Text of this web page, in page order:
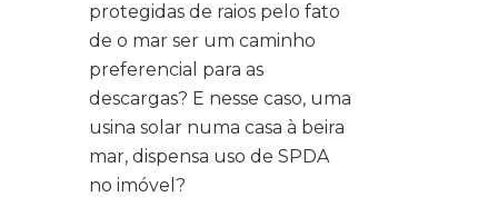
protegidas de raios pelo fato
de o mar ser um caminho
preferencial para as
descargas? E nesse caso, uma
usina solar numa casa à beira
mar, dispensa uso de SPDA
no imóvel?